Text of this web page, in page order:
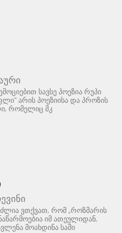
სავსე პოეზია რუპი
არის პოეზიისა და პროზის
რომელიც მკ
ვთქვათ, რომ „როზმარის
იმ ათეულიდან,
მოახდინა საში